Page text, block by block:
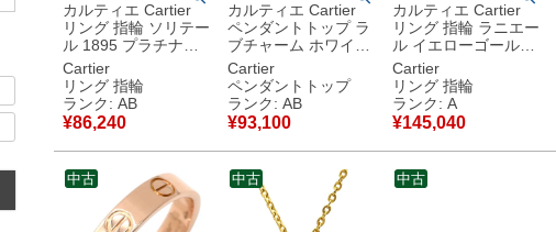
カルティエ Cartier
リング 指輪 ソリテー
ル 1895 プラチナシ
ルバー #48(JP8) ダ
イヤモンド ブリリア
ントカット 立爪 7.5
号 【保証書】 【中
古】中古品
Cartier
リング 指輪
ランク: AB
¥86,240
カルティエ Cartier
ペンダントトップ ラ
ブチャーム ホワイト
ゴールド LOVE
Au750 18K 18金 WG
ベビー ネックレスト
ップ 【中古】中古品
Cartier
ペンダントトップ
ランク: AB
¥93,100
カルティエ Cartier
リング 指輪 ラニエー
ル イエローゴールド
#47(JP7) 750 YG 18
金 18K 7号 【中古】
中古美品
Cartier
リング 指輪
ランク: A
¥145,040
中古 中古 中古